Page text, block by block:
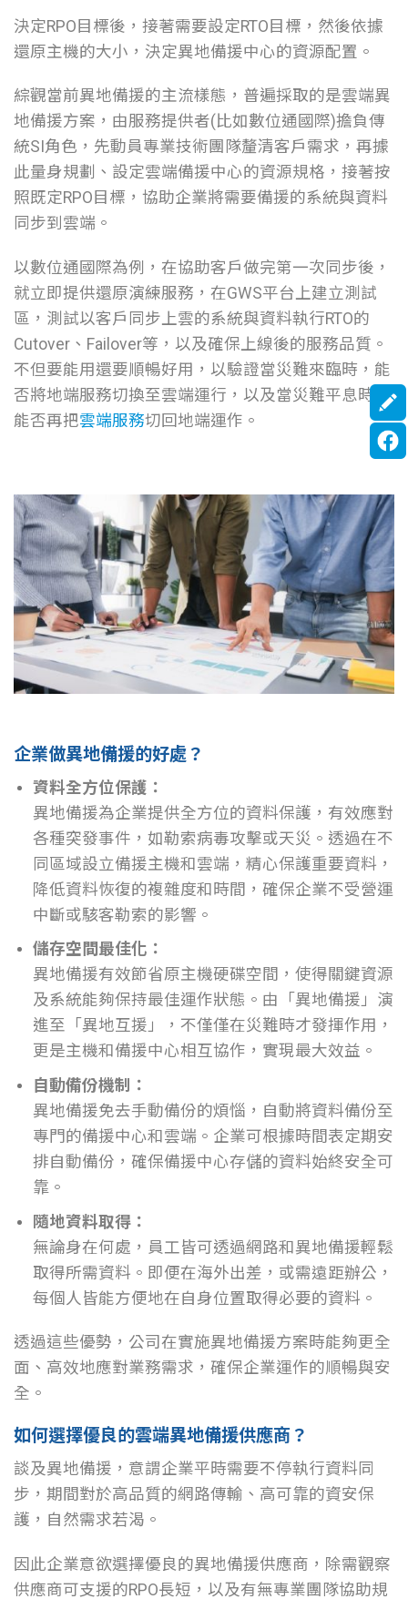
決定RPO目標後，接著需要設定RTO目標，然後依據
還原主機的大小，決定異地備援中心的資源配置。
綜觀當前異地備援的主流樣態，普遍採取的是雲端異
地備援方案，由服務提供者(比如數位通國際)擔負傳
統SI角色，先動員專業技術團隊釐清客戶需求，再據
此量身規劃、設定雲端備援中心的資源規格，接著按
照既定RPO目標，協助企業將需要備援的系統與資料
同步到雲端。
以數位通國際為例，在協助客戶做完第一次同步後，
就立即提供還原演練服務，在GWS平台上建立測試
區，測試以客戶同步上雲的系統與資料執行RTO的
Cutover、Failover等，以及確保上線後的服務品質。
不但要能用還要順暢好用，以驗證當災難來臨時，能
否將地端服務切換至雲端運行，以及當災難平息時，
能否再把雲端服務切回地端運作。
企業做異地備援的好處？
資料全方位保護：
異地備援為企業提供全方位的資料保護，有效應對
各種突發事件，如勒索病毒攻擊或天災。透過在不
同區域設立備援主機和雲端，精心保護重要資料，
降低資料恢復的複雜度和時間，確保企業不受營運
中斷或駭客勒索的影響。
儲存空間最佳化：
異地備援有效節省原主機硬碟空間，使得關鍵資源
及系統能夠保持最佳運作狀態。由「異地備援」演
進至「異地互援」，不僅僅在災難時才發揮作用，
更是主機和備援中心相互協作，實現最大效益。
自動備份機制：
異地備援免去手動備份的煩惱，自動將資料備份至
專門的備援中心和雲端。企業可根據時間表定期安
排自動備份，確保備援中心存儲的資料始終安全可
靠。
隨地資料取得：
無論身在何處，員工皆可透過網路和異地備援輕鬆
取得所需資料。即便在海外出差，或需遠距辦公，
每個人皆能方便地在自身位置取得必要的資料。
透過這些優勢，公司在實施異地備援方案時能夠更全
面、高效地應對業務需求，確保企業運作的順暢與安
全。
如何選擇優良的雲端異地備援供應商？
談及異地備援，意謂企業平時需要不停執行資料同
步，期間對於高品質的網路傳輸、高可靠的資安保
護，自然需求若渴。
因此企業意欲選擇優良的異地備援供應商，除需觀察
供應商可支援的RPO長短，以及有無專業團隊協助規